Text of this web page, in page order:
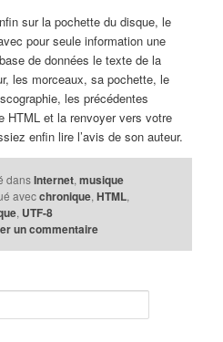
sur la pochette du disque, le
pour seule information une
de données le texte de la
les morceaux, sa pochette, le
les précédentes
HTML et la renvoyer vers votre
enfin lire l’avis de son auteur.
dans Internet, musique
avec chronique, HTML,
, UTF-8
un commentaire